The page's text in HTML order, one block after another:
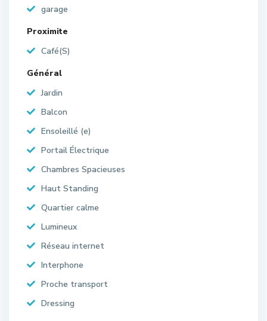
garage
Proximite
Café(S)
Général
Jardin
Balcon
Ensoleillé (e)
Portail Électrique
Chambres Spacieuses
Haut Standing
Quartier calme
Lumineux
Réseau internet
Interphone
Proche transport
Dressing